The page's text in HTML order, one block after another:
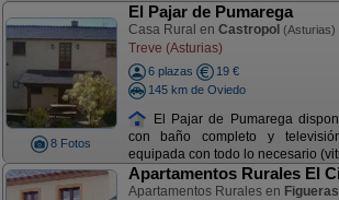
8 Fotos
El Pajar de Pumarega
Casa Rural en Castropol (Asturias)
Treve (Asturias)
6 plazas
19 €
145 km de Oviedo
El Pajar de Pumarega
con baño completo y
equipada con todo lo necesario
Apartamentos Rurales El
Apartamentos Rurales en Figueras